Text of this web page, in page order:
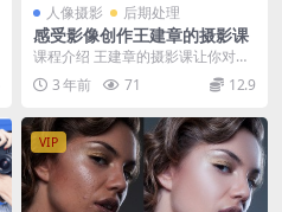
人像摄影 后期处理
感受影像创作王建章的摄影课
课程介绍 王建章的摄影课让你对影
像创作有了深刻的感受。通过他的
教导，你学到了如何...
3 年前 71 12.9
VIP